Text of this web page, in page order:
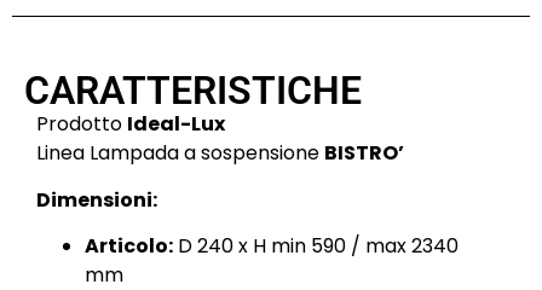
CARATTERISTICHE
Prodotto Ideal-Lux
Linea Lampada a sospensione BISTRO’
Dimensioni:
Articolo: D 240 x H min 590 / max 2340
mm